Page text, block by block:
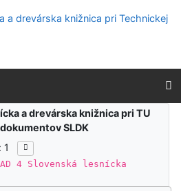
prístupnosti
a drevárska knižnica pri TU
SLDK
1
4 Slovenská lesnícka